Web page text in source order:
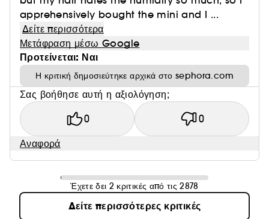
apprehensively bought the mini and I ...
Δείτε περισσότερα
Μετάφραση μέσω Google
Προτείνεται: Ναι
Η κριτική δημοσιεύτηκε αρχικά στο sephora.com
Σας βοήθησε αυτή η αξιολόγηση;
0 0
Αναφορά
Έχετε δει 2 κριτικές από τις 2878
Δείτε περισσότερες κριτικές